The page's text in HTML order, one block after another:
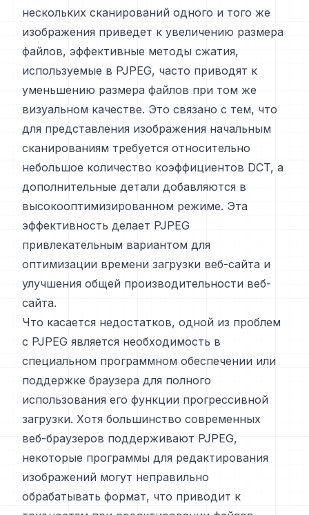
нескольких сканирований одного и того же
изображения приведет к увеличению размера
файлов, эффективные методы сжатия,
используемые в PJPEG, часто приводят к
уменьшению размера файлов при том же
визуальном качестве. Это связано с тем, что
для представления изображения начальным
сканированиям требуется относительно
небольшое количество коэффициентов DCT, а
дополнительные детали добавляются в
высокооптимизированном режиме. Эта
эффективность делает PJPEG
привлекательным вариантом для
оптимизации времени загрузки веб-сайта и
улучшения общей производительности веб-
сайта.
Что касается недостатков, одной из проблем
с PJPEG является необходимость в
специальном программном обеспечении или
поддержке браузера для полного
использования его функции прогрессивной
загрузки. Хотя большинство современных
веб-браузеров поддерживают PJPEG,
некоторые программы для редактирования
изображений могут неправильно
обрабатывать формат, что приводит к